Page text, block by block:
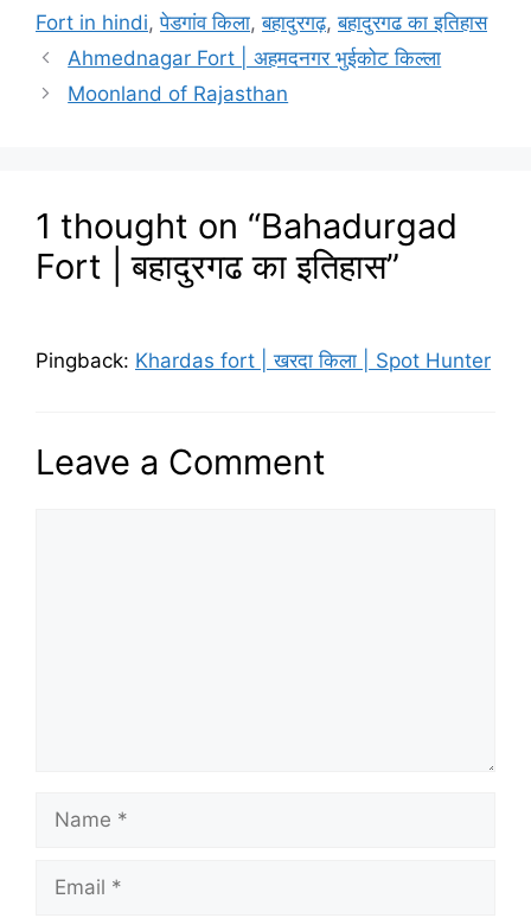
Fort in hindi,पेडगांव किला,बहादुरगढ़,बहादुरगढ का इतिहास
Ahmednagar Fort | अहमदनगर भुईकोट किल्ला
Moonland of Rajasthan
1 thought on “Bahadurgad
Fort | बहादुरगढ का इतिहास”
Pingback: Khardas fort | खरदा किला | Spot Hunter
Leave a Comment
Name
Email